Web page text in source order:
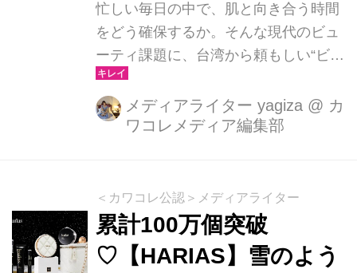
忙しい毎日の中で、肌と向き合う時間
をどう確保するか。そんな現代のビュ
ーティ課題に、台湾から頼もしい“ビュ
ーティデバイス”が登場！美容企画会社
メイルータ（MEIRUTA）と、世界的
電子機器メーカーペガトロン
Beauty Device Pro」が、ついに日本で
2025年11月24日（月）より発売スタ
ートされました。 半導体メーカーの技
術力が、美容の未来を変える 台湾でア
メディアライター yagiza @ カ
ワコレメディア編集部
＜カワコレ公認＞メディアライター
累計100万個突破
♡【HARIAS】雪のよう